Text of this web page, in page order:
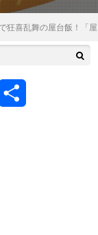
狂喜乱舞の屋台飯！「